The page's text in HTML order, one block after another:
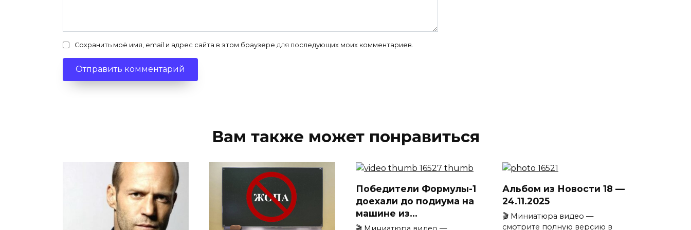
Сохранить моё имя, email и адрес сайта в этом браузере для последующих моих комментариев.
Вам также может понравиться
Победители Формулы-1
доехали до подиума на
машине из…
Альбом из Новости 18 —
24.11.2025
🎬 Миниатюра видео —
смотрите полную версию в